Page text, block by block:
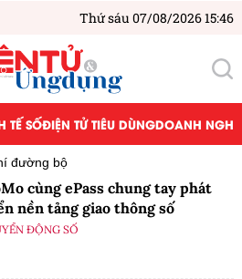
Thứ sáu 07/08/2026 15:46
TẾ SỐĐIỆN TỬ TIÊU DÙNGDOANH
đường bộ
cùng ePass chung tay phát
nền tảng giao thông số
ĐỘNG SỐ